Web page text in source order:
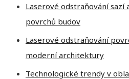
Laserové odstraňování sazí
povrchů budov
Laserové odstraňování
moderní architektury
Technologické trendy v